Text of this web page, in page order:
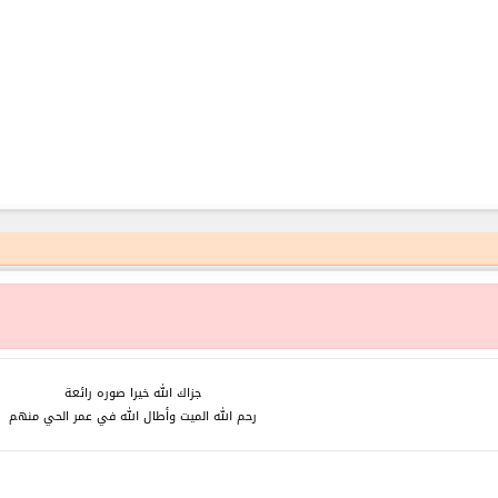
جزاك الله خيرا صوره رائعة
رحم الله الميت وأطال الله في عمر الحي منهم